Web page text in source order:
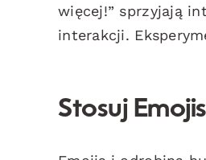
więcej!” sprzyjają
interakcji.
Stosuj